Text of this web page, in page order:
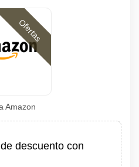
Ofertas
Amazon
descuento con